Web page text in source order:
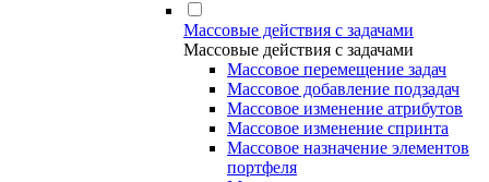
Массовые действия с задачами
Массовые действия с задачами
Массовое перемещение задач
Массовое добавление подзадач
Массовое изменение атрибутов
Массовое изменение спринта
Массовое назначение элементов
портфеля